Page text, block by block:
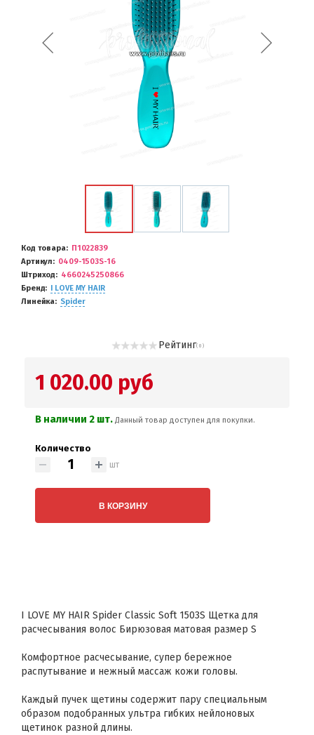
Код товара
П1022839
Артикул
0409-1503S-16
Штриход
4660245250866
Бренд
I LOVE MY HAIR
Линейка
Spider
Рейтинг( 0 )
1 020.00 руб
В наличии 2 шт. Данный товар доступен для покупки.
Количество
шт
В КОРЗИНУ
I LOVE MY HAIR Spider Classic Soft 1503S Щетка для
расчесывания волос Бирюзовая матовая размер S
Комфортное расчесывание, супер бережное
распутывание и нежный массаж кожи головы.
Каждый пучек щетины содержит пару специальным
образом подобранных ультра гибких нейлоновых
щетинок разной длины.